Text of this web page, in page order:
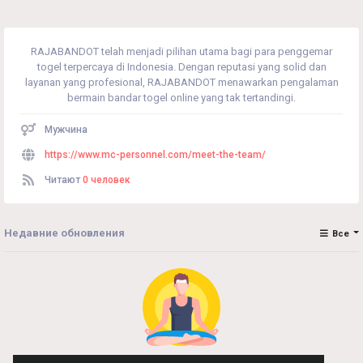
RAJABANDOT telah menjadi pilihan utama bagi para penggemar
togel terpercaya di Indonesia. Dengan reputasi yang solid dan
layanan yang profesional, RAJABANDOT menawarkan pengalaman
bermain bandar togel online yang tak tertandingi.
Мужчина
https://www.mc-personnel.com/meet-the-team/
Читают 0 человек
Недавние обновления Все